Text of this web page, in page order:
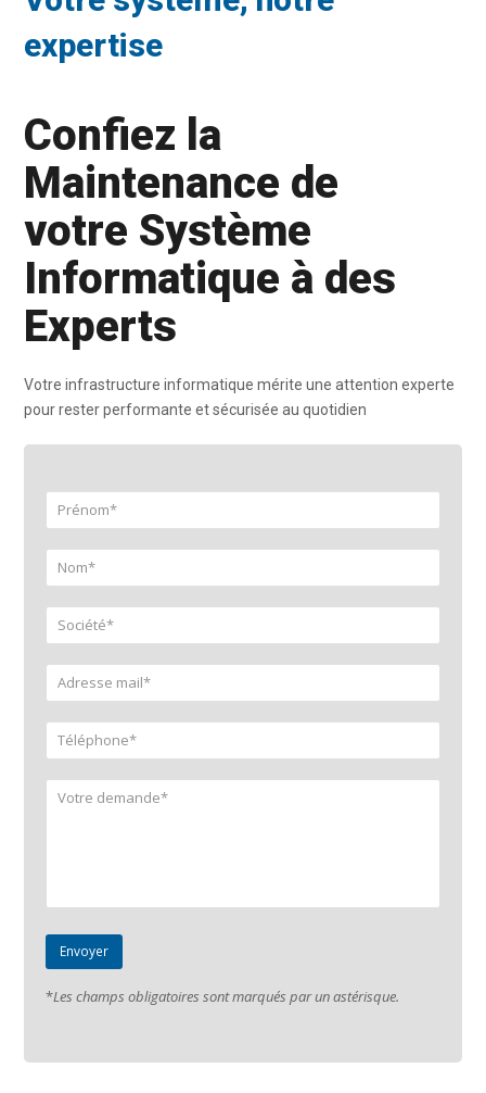
expertise
Confiez la
Maintenance de
votre Système
Informatique à des
Experts
Votre infrastructure informatique mérite une attention experte
pour rester performante et sécurisée au quotidien
*Les champs obligatoires sont marqués par un astérisque.